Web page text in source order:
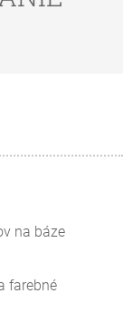
na báze
farebné